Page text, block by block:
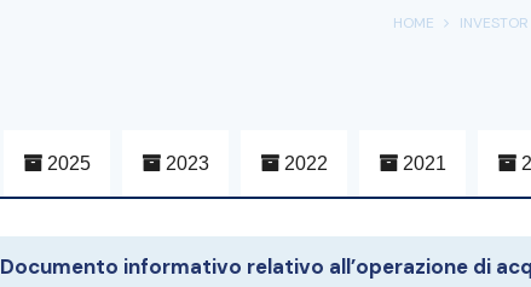
HOME
2025 2023 2022 2021
Documento informativo relativo all’operazione di